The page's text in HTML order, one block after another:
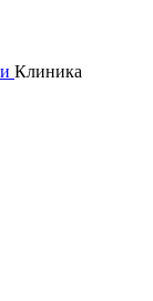
Клиника